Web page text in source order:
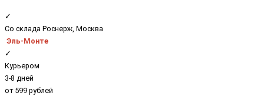
✓
Со склада Роснерж, Москва
Эль-Монте
✓
Курьером
3-8 дней
от 599 рублей